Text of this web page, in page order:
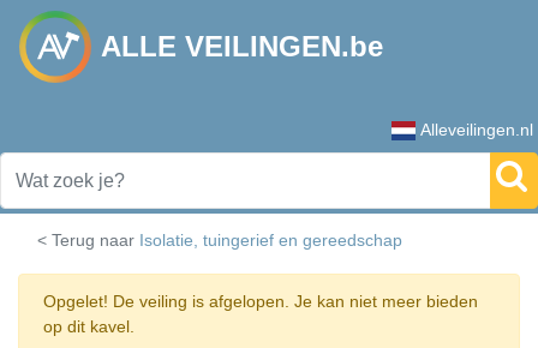
ALLE VEILINGEN.be
Alleveilingen.nl
< Terug naar Isolatie, tuingerief en gereedschap
Opgelet! De veiling is afgelopen. Je kan niet meer bieden
op dit kavel.